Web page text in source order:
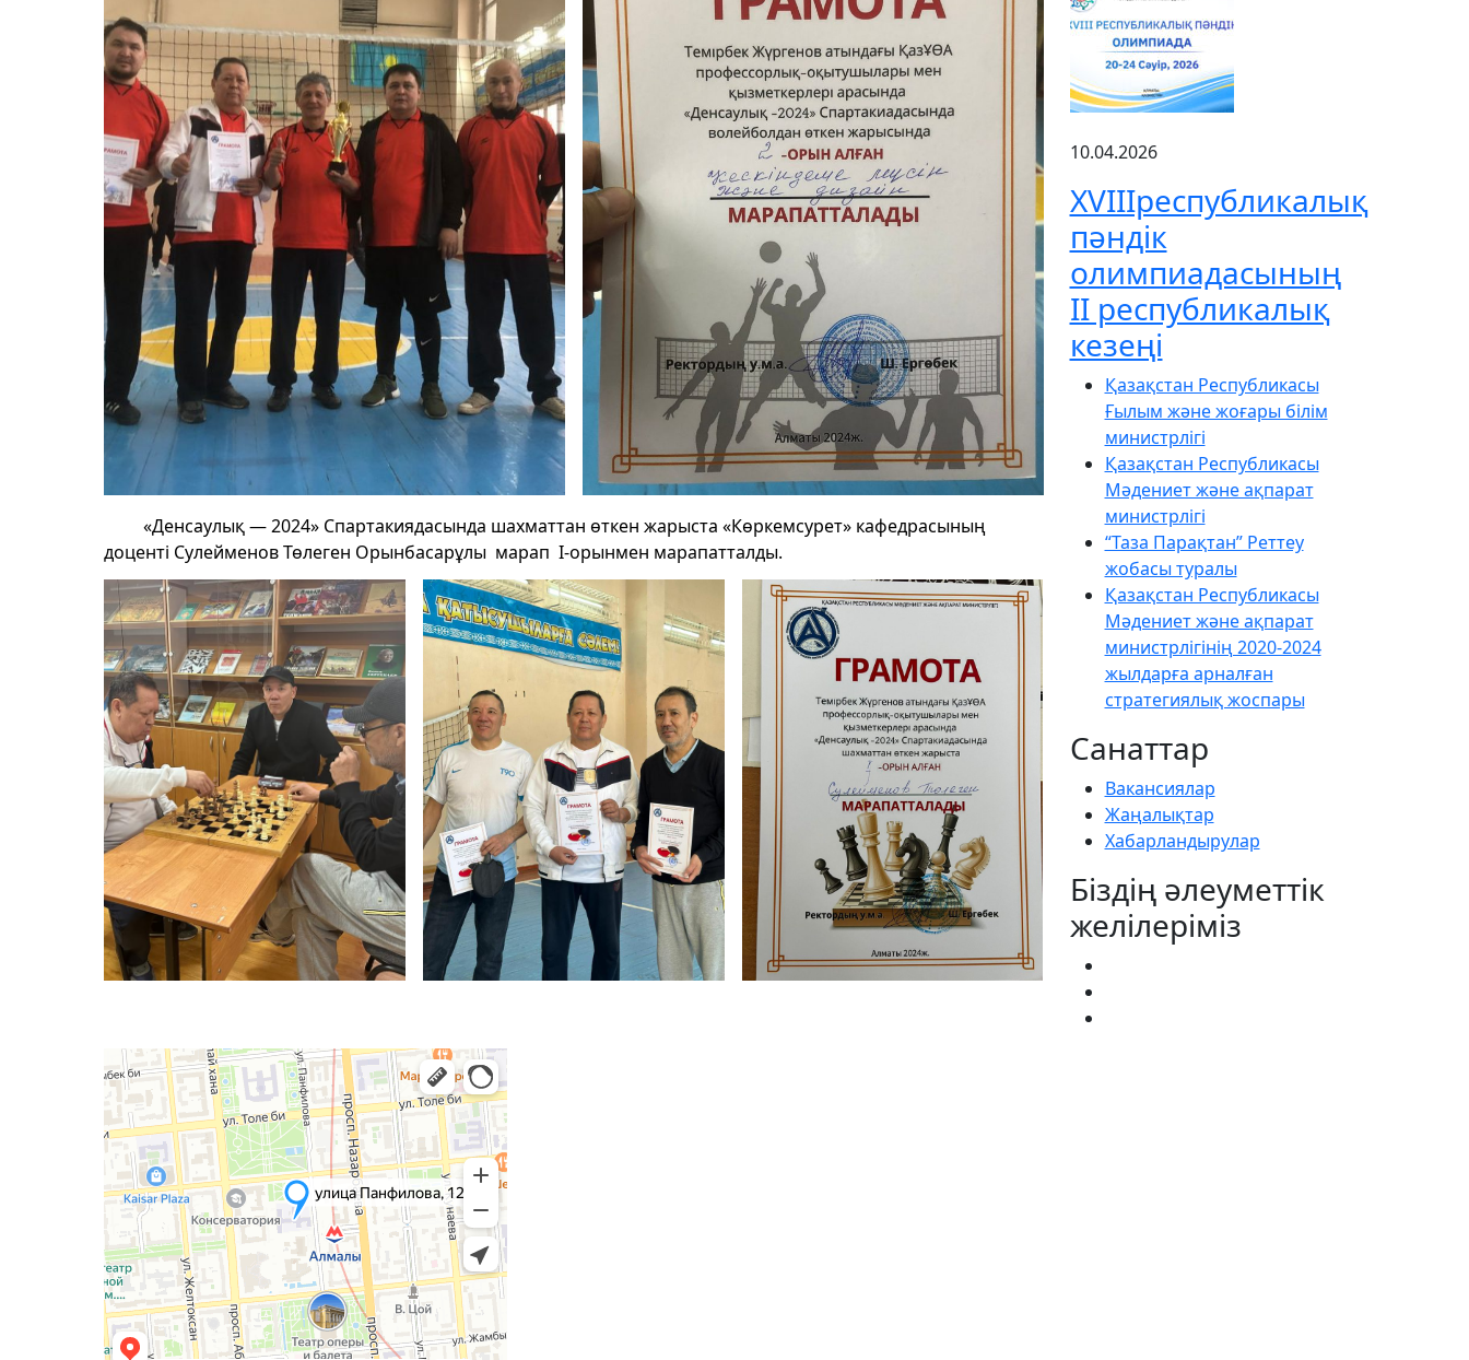
«Денсаулық — 2024» Спартакиядасында шахматтан өткен жарыста «Көркемсурет» кафедрасының
доценті Сулейменов Төлеген Орынбасарұлы марап І-орынмен марапатталды.
10.04.2026
XVIIIреспубликалық
пәндік
олимпиадасының
ІІ республикалық
кезеңі
Қазақстан Республикасы
Ғылым және жоғары білім
министрлігі
Қазақстан Республикасы
Мәдениет және ақпарат
министрлігі
“Таза Парақтан” Реттеу
жобасы туралы
Қазақстан Республикасы
Мәдениет және ақпарат
министрлігінің 2020-2024
жылдарға арналған
стратегиялық жоспары
Санаттар
Вакансиялар
Жаңалықтар
Хабарландырулар
Біздің әлеуметтік
желілеріміз